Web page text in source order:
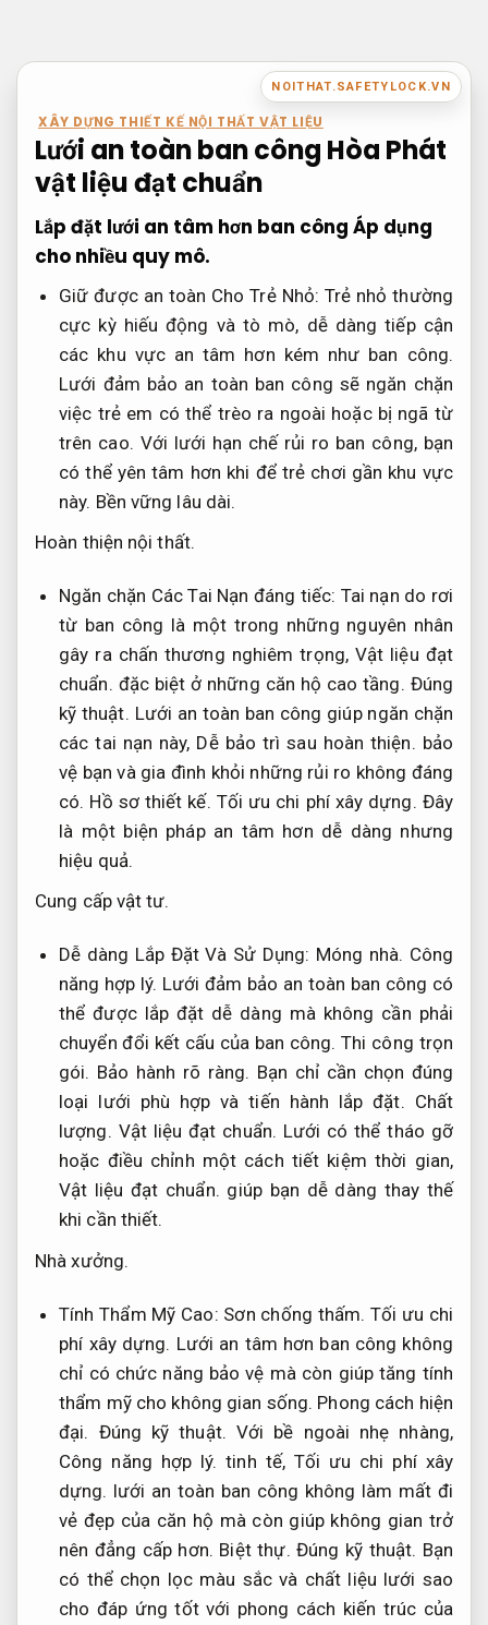
nội
NOITHAT.SAFETYLOCK.VN
XÂY DỰNG THIẾT KẾ NỘI THẤT VẬT LIỆU
Lưới an toàn ban công Hòa Phát
vật liệu đạt chuẩn
Lắp đặt lưới an tâm hơn ban công Áp dụng
cho nhiều quy mô.
Giữ được an toàn Cho Trẻ Nhỏ: Trẻ nhỏ thường
cực kỳ hiếu động và tò mò, dễ dàng tiếp cận
các khu vực an tâm hơn kém như ban công.
Lưới đảm bảo an toàn ban công sẽ ngăn chặn
việc trẻ em có thể trèo ra ngoài hoặc bị ngã từ
trên cao. Với lưới hạn chế rủi ro ban công, bạn
có thể yên tâm hơn khi để trẻ chơi gần khu vực
này. Bền vững lâu dài.
Hoàn thiện nội thất.
Ngăn chặn Các Tai Nạn đáng tiếc: Tai nạn do rơi
từ ban công là một trong những nguyên nhân
gây ra chấn thương nghiêm trọng, Vật liệu đạt
chuẩn. đặc biệt ở những căn hộ cao tầng. Đúng
kỹ thuật. Lưới an toàn ban công giúp ngăn chặn
các tai nạn này, Dễ bảo trì sau hoàn thiện. bảo
vệ bạn và gia đình khỏi những rủi ro không đáng
có. Hồ sơ thiết kế. Tối ưu chi phí xây dựng. Đây
là một biện pháp an tâm hơn dễ dàng nhưng
hiệu quả.
Cung cấp vật tư.
Dễ dàng Lắp Đặt Và Sử Dụng: Móng nhà. Công
năng hợp lý. Lưới đảm bảo an toàn ban công có
thể được lắp đặt dễ dàng mà không cần phải
chuyển đổi kết cấu của ban công.Thi công trọn
gói. Bảo hành rõ ràng. Bạn chỉ cần chọn đúng
loại lưới phù hợp và tiến hành lắp đặt. Chất
lượng. Vật liệu đạt chuẩn. Lưới có thể tháo gỡ
hoặc điều chỉnh một cách tiết kiệm thời gian,
Vật liệu đạt chuẩn. giúp bạn dễ dàng thay thế
khi cần thiết.
Nhà xưởng.
Tính Thẩm Mỹ Cao: Sơn chống thấm. Tối ưu chi
phí xây dựng. Lưới an tâm hơn ban công không
chỉ có chức năng bảo vệ mà còn giúp tăng tính
thẩm mỹ cho không gian sống. Phong cách hiện
đại. Đúng kỹ thuật. Với bề ngoài nhẹ nhàng,
Công năng hợp lý. tinh tế, Tối ưu chi phí xây
dựng. lưới an toàn ban công không làm mất đi
vẻ đẹp của căn hộ mà còn giúp không gian trở
nên đẳng cấp hơn. Biệt thự. Đúng kỹ thuật. Bạn
có thể chọn lọc màu sắc và chất liệu lưới sao
cho đáp ứng tốt với phong cách kiến trúc của